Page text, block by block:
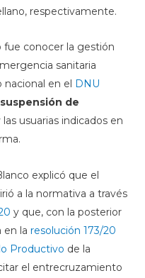
respectivamente.
fue conocer la gestión
sanitaria
nacional en el DNU
suspensión de
usuarias indicados en
explicó que el
a la normativa a través
y que, con la posterior
en la resolución 173/20
Productivo de la
el entrecruzamiento